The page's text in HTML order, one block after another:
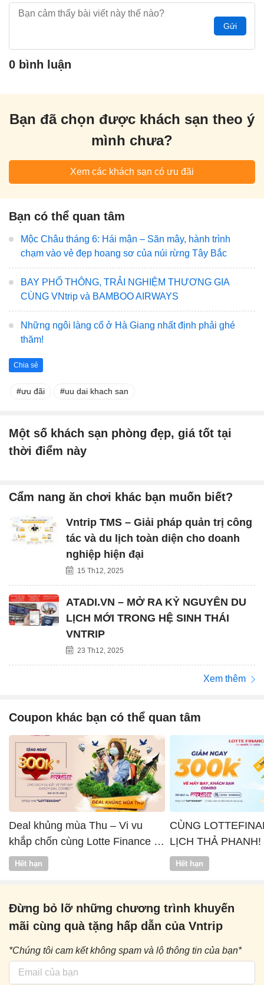
Gửi
0 bình luận
Bạn đã chọn được khách sạn theo ý
mình chưa?
Xem các khách sạn có ưu đãi
Bạn có thể quan tâm
Mộc Châu tháng 6: Hái mận – Săn mây, hành trình
chạm vào vẻ đẹp hoang sơ của núi rừng Tây Bắc
BAY PHỔ THÔNG, TRẢI NGHIỆM THƯƠNG GIA
CÙNG VNtrip và BAMBOO AIRWAYS
Những ngôi làng cổ ở Hà Giang nhất định phải ghé
thăm!
Chia sẻ
ưu đãi uu dai khach san
Một số khách sạn phòng đẹp, giá tốt tại
thời điểm này
Cẩm nang ăn chơi khác bạn muốn biết?
Vntrip TMS – Giải pháp quản trị công
tác và du lịch toàn diện cho doanh
nghiệp hiện đại
15 Th12, 2025
ATADI.VN – MỞ RA KỶ NGUYÊN DU
LỊCH MỚI TRONG HỆ SINH THÁI
VNTRIP
23 Th12, 2025
Xem thêm
Coupon khác bạn có thể quan tâm
Deal khủng mùa Thu – Vi vu
khắp chốn cùng Lotte Finance x
Vntrip
Hết hạn
CÙNG
LỊCH THẢ PHANH!
Hết hạn
Đừng bỏ lỡ những chương trình khuyến
mãi cùng quà tặng hấp dẫn của Vntrip
*Chúng tôi cam kết không spam và lộ thông tin của bạn*